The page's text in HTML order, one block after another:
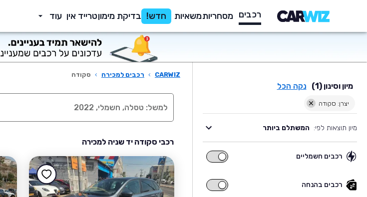
רכבים מסחריותמשאיות חדש! בדיקת מימוןטרייד אין עוד
מיון וסינון (1) נקה הכל
יצרן: סקודה
מיון תוצאות לפי: המשתלם ביותר
רכבים חשמליים
רכבים
רכבים בהנחה
רכבים
CARWIZ
› רכבים למכירה › סקודה
רכבי סקודה יד שניה למכירה